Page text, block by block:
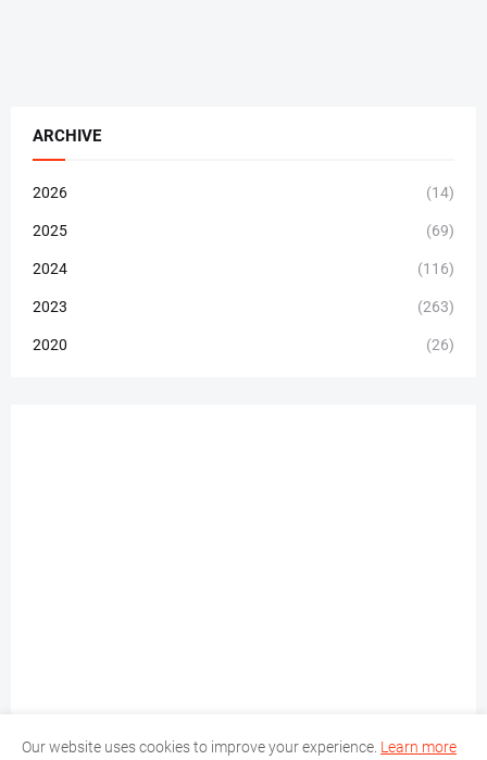
ARCHIVE
2026 (14)
2025 (69)
2024 (116)
2023 (263)
2020 (26)
Our website uses cookies to improve your experience. Learn more